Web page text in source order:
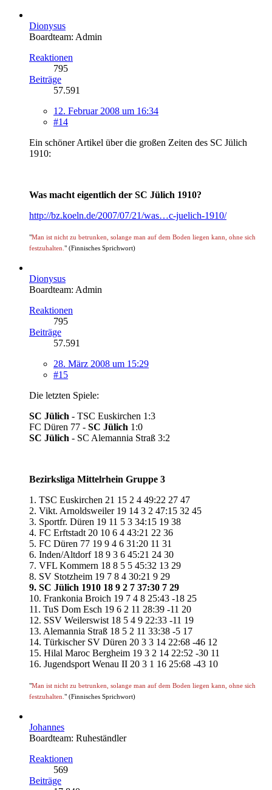
Dionysus
Boardteam: Admin
Reaktionen
795
Beiträge
57.591
12. Februar 2008 um 16:34
#14
Ein schöner Artikel über die großen Zeiten des SC Jülich
1910:
Was macht eigentlich der SC Jülich 1910?
http://bz.koeln.de/2007/07/21/was…c-juelich-1910/
"Man ist nicht zu betrunken, solange man auf dem Boden liegen kann, ohne sich
festzuhalten. " (Finnisches Sprichwort)
Dionysus
Boardteam: Admin
Reaktionen
795
Beiträge
57.591
28. März 2008 um 15:29
#15
Die letzten Spiele:
SC Jülich - TSC Euskirchen 1:3
FC Düren 77 - SC Jülich 1:0
SC Jülich - SC Alemannia Straß 3:2
Bezirksliga Mittelrhein Gruppe 3
1. TSC Euskirchen 21 15 2 4 49:22 27 47
2. Vikt. Arnoldsweiler 19 14 3 2 47:15 32 45
3. Sportfr. Düren 19 11 5 3 34:15 19 38
4. FC Erftstadt 20 10 6 4 43:21 22 36
5. FC Düren 77 19 9 4 6 31:20 11 31
6. Inden/Altdorf 18 9 3 6 45:21 24 30
7. VFL Kommern 18 8 5 5 45:32 13 29
8. SV Stotzheim 19 7 8 4 30:21 9 29
9. SC Jülich 1910 18 9 2 7 37:30 7 29
10. Frankonia Broich 19 7 4 8 25:43 -18 25
11. TuS Dom Esch 19 6 2 11 28:39 -11 20
12. SSV Weilerswist 18 5 4 9 22:33 -11 19
13. Alemannia Straß 18 5 2 11 33:38 -5 17
14. Türkischer SV Düren 20 3 3 14 22:68 -46 12
15. Hilal Maroc Bergheim 19 3 2 14 22:52 -30 11
16. Jugendsport Wenau II 20 3 1 16 25:68 -43 10
"Man ist nicht zu betrunken, solange man auf dem Boden liegen kann, ohne sich
festzuhalten. " (Finnisches Sprichwort)
Johannes
Boardteam: Ruheständler
Reaktionen
569
Beiträge